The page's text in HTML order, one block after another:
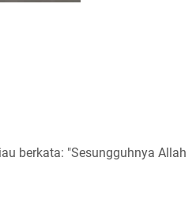
berkata: "Sesungguhnya Allah